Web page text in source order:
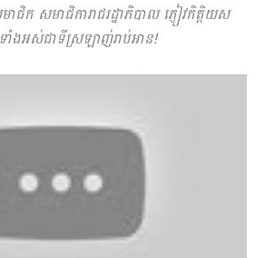
ជិក សមាជិការាជរដ្ឋាភិបាល ភ្ញៀវកិត្តិយស
ាំងអស់ជាទីស្រឡាញ់រាប់អាន!